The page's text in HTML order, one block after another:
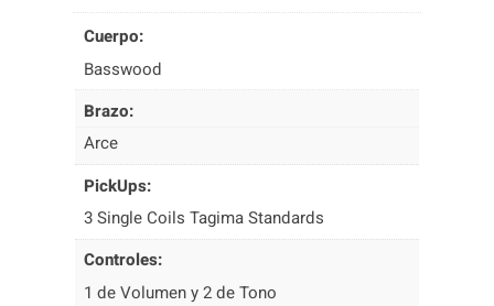
O
W
L
W
Cuerpo:
Basswood
Brazo:
Arce
PickUps:
3 Single Coils Tagima Standards
Controles:
1 de Volumen y 2 de Tono